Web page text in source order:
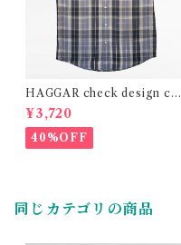
HAGGAR check design cot
ton polyester shirt
¥3,720
40%OFF
同じカテゴリの商品